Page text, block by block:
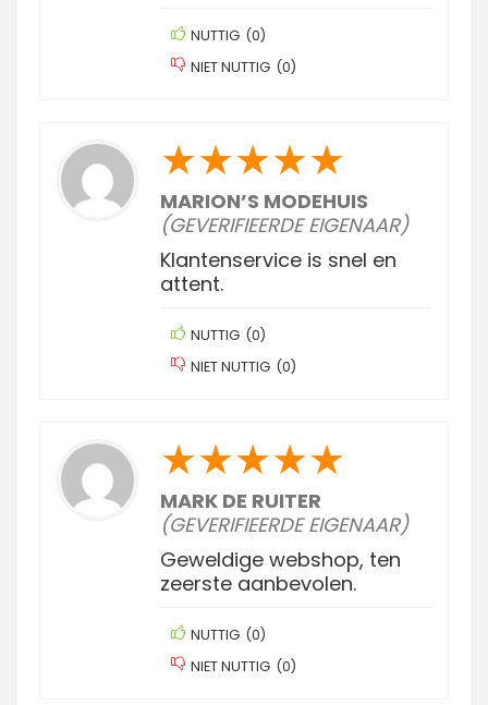
NUTTIG (0)
NIET NUTTIG (0)
★★★★★
MARION’S MODEHUIS
(GEVERIFIEERDE EIGENAAR)
Klantenservice is snel en
attent.
NUTTIG (0)
NIET NUTTIG (0)
★★★★★
MARK DE RUITER
(GEVERIFIEERDE EIGENAAR)
Geweldige webshop, ten
zeerste aanbevolen.
NUTTIG (0)
NIET NUTTIG (0)